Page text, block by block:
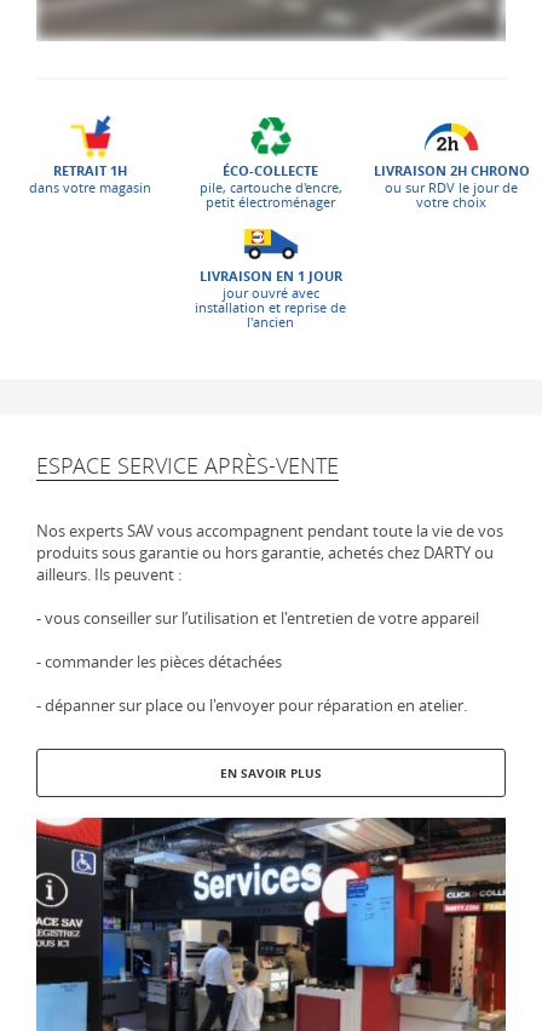
RETRAIT 1H
dans votre magasin
ÉCO-COLLECTE
pile, cartouche d'encre,
petit électroménager
LIVRAISON 2H CHRONO
ou sur RDV le jour de
votre choix
LIVRAISON EN 1 JOUR
jour ouvré avec
installation et reprise de
l'ancien
ESPACE SERVICE APRÈS-VENTE
Nos experts SAV vous accompagnent pendant toute la vie de vos
produits sous garantie ou hors garantie, achetés chez DARTY ou
ailleurs. Ils peuvent :
- vous conseiller sur l’utilisation et l'entretien de votre appareil
- commander les pièces détachées
- dépanner sur place ou l'envoyer pour réparation en atelier.
EN SAVOIR PLUS